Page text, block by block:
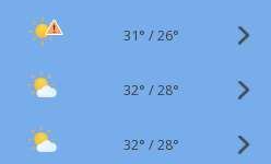
31° /26°
32° /28°
32° /28°